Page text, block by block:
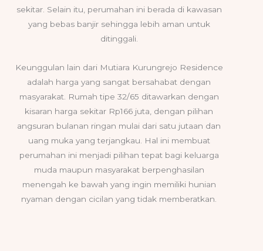
sekitar. Selain itu, perumahan ini berada di kawasan
yang bebas banjir sehingga lebih aman untuk
ditinggali.
Keunggulan lain dari Mutiara Kurungrejo Residence
adalah harga yang sangat bersahabat dengan
masyarakat. Rumah tipe 32/65 ditawarkan dengan
kisaran harga sekitar Rp166 juta, dengan pilihan
angsuran bulanan ringan mulai dari satu jutaan dan
uang muka yang terjangkau. Hal ini membuat
perumahan ini menjadi pilihan tepat bagi keluarga
muda maupun masyarakat berpenghasilan
menengah ke bawah yang ingin memiliki hunian
nyaman dengan cicilan yang tidak memberatkan.